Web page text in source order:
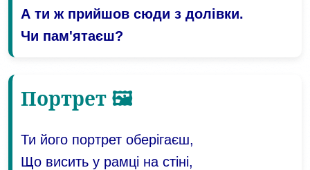
А ти ж прийшов сюди з долівки.
Чи пам'ятаєш?
Портрет 🖼️
Ти його портрет оберігаєш,
Що висить у рамці на стіні,